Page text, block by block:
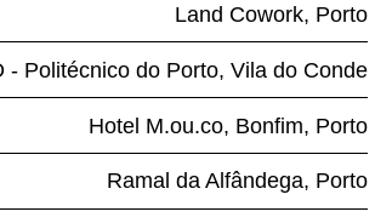
Land Cowork, Porto
- Politécnico do Porto, Vila do Conde
Hotel M.ou.co, Bonfim, Porto
Ramal da Alfândega, Porto